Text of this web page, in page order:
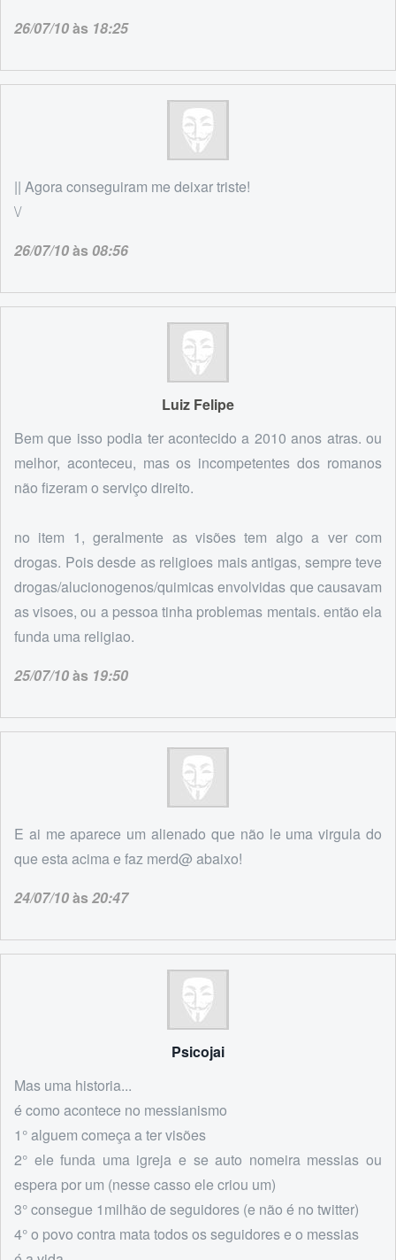
26/07/10às 18:25
|| Agora conseguiram me deixar triste!
\/
26/07/10às08:56
Luiz Felipe
Bem que isso podia ter acontecido a 2010 anos atras. ou
melhor, aconteceu, mas os incompetentes dos romanos
não fizeram o serviço direito.
no item 1, geralmente as visões tem algo a ver com
drogas. Pois desde as religioes mais antigas, sempre teve
drogas/alucionogenos/quimicas envolvidas que causavam
as visoes, ou a pessoa tinha problemas mentais. então ela
funda uma religiao.
25/07/10às 19:50
E ai me aparece um alienado que não le uma virgula do
que esta acima e faz merd@ abaixo!
24/07/10às20:47
Psicojai
Mas uma historia...
é como acontece no messianismo
1° alguem começa a ter visões
2° ele funda uma igreja e se auto nomeira messias ou
espera por um (nesse casso ele criou um)
3° consegue 1milhão de seguidores (e não é no twitter)
4° o povo contra mata todos os seguidores e o messias